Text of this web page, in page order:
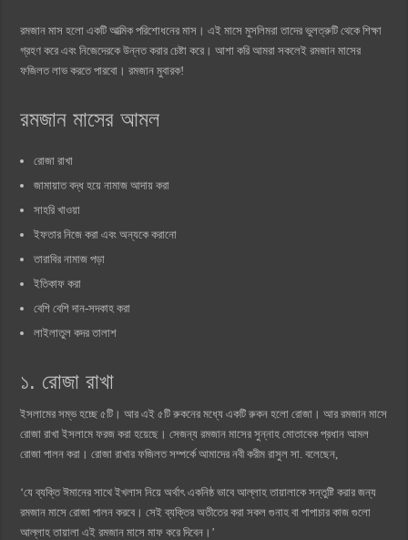
রমজান মাস হলো একটি আত্মিক পরিশোধনের মাস। এই মাসে মুসলিমরা তাদের ভুলত্রুটি থেকে শিক্ষা
গ্রহণ করে এবং নিজেদেরকে উন্নত করার চেষ্টা করে। আশা করি আমরা সকলেই রমজান মাসের
ফজিলত লাভ করতে পারবো। রমজান মুবারক!
রমজান মাসের আমল
রোজা রাখা
জামায়াত বদ্ধ হয়ে নামাজ আদায় করা
সাহরি খাওয়া
ইফতার নিজে করা এবং অন্যকে করানো
তারাবির নামাজ পড়া
ইতিকাফ করা
বেশি বেশি দান-সদকাহ করা
লাইলাতুল কদর তালাশ
১. রোজা রাখা
ইসলামের সম্ভ হচ্ছে ৫টি। আর এই ৫টি রুকনের মধ্যে একটি রুকন হলো রোজা। আর রমজান মাসে
রোজা রাখা ইসলামে ফরজ করা হয়েছে। সেজন্য রমজান মাসের সুন্নাহ মোতাবেক প্রধান আমল
রোজা পালন করা। রোজা রাখার ফজিলত সম্পর্কে আমাদের নবী করীম রাসুল সা. বলেছেন,
‘যে ব্যক্তি ঈমানের সাথে ইখলাস নিয়ে অর্থাৎ একনিষ্ঠ ভাবে আল্লাহ তায়ালাকে সন্তুষ্টি করার জন্য
রমজান মাসে রোজা পালন করবে। সেই ব্যক্তির অতীতের করা সকল গুনাহ বা পাপাচার কাজ গুলো
আল্লাহ তায়ালা এই রমজান মাসে মাফ করে দিবেন।’